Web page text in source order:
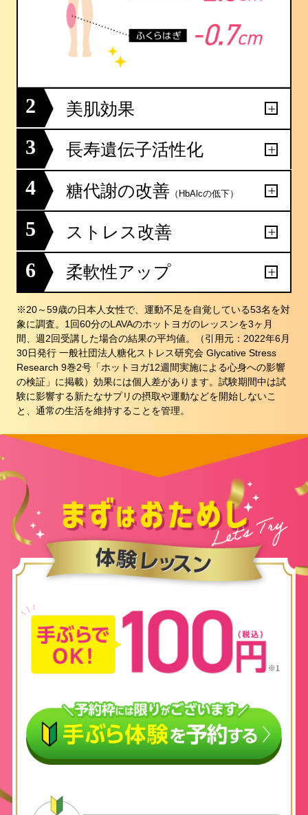
2 美肌効果
3 長寿遺伝子活性化
4 糖代謝の改善 （HbAlcの低下）
5 ストレス改善
6 柔軟性アップ
※20～59歳の日本人女性で、運動不足を自覚している53名を対
象に調査。1回60分のLAVAのホットヨガのレッスンを3ヶ月
間、週2回受講した場合の結果の平均値。（引用元：2022年6月
30日発行 一般社団法人糖化ストレス研究会 Glycative Stress
Research 9巻2号「ホットヨガ12週間実施による心身への影響
の検証」に掲載）効果には個人差があります。試験期間中は試
験に影響する新たなサプリの摂取や運動などを開始しないこ
と、通常の生活を維持することを管理。